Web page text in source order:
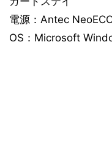
電源：Antec
OS：Microsoft